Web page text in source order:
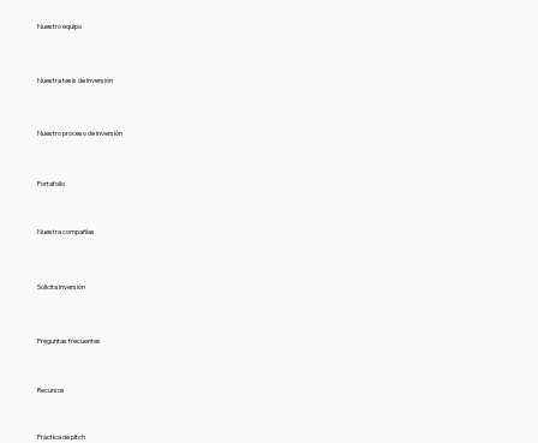
Nuestra tesis de inversión
Nuestro equipo
Nuestro proceso de inversión
Portafolio
Nuestra compañías
Solicita inversión
Preguntas frecuentes
Recursos
Práctica de pitch